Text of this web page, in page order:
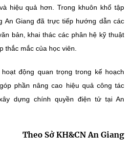
thông Khoa học và Công nghệ.
TTĐT - 18 Nguyễn Du, TP. Hà Nội
khi phát hành lại thông tin từ
hiệu quả hơn. Trong khuôn khổ tập
An Giang đã trực tiếp hướng dẫn các
bản, khai thác các phân hệ kỹ thuật
thắc mắc của học viên.
động quan trọng trong kế hoạch
phần nâng cao hiệu quả công tác
dựng chính quyền điện tử tại An
Theo Sở KH&CN An Giang